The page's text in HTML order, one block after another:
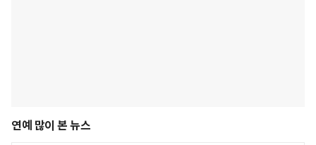
연예 많이 본 뉴스